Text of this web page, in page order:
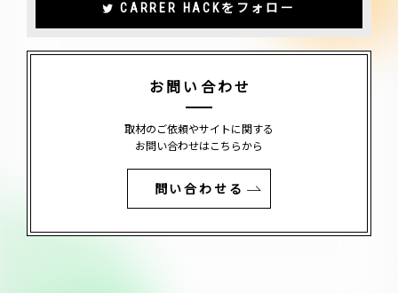
CARRER HACKをフォロー
お問い合わせ
取材のご依頼やサイトに関する
お問い合わせはこちらから
問い合わせる